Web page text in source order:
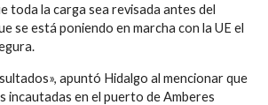
toda la carga sea revisada antes del
se está poniendo en marcha con la UE el
apuntó Hidalgo al mencionar que
incautadas en el puerto de Amberes